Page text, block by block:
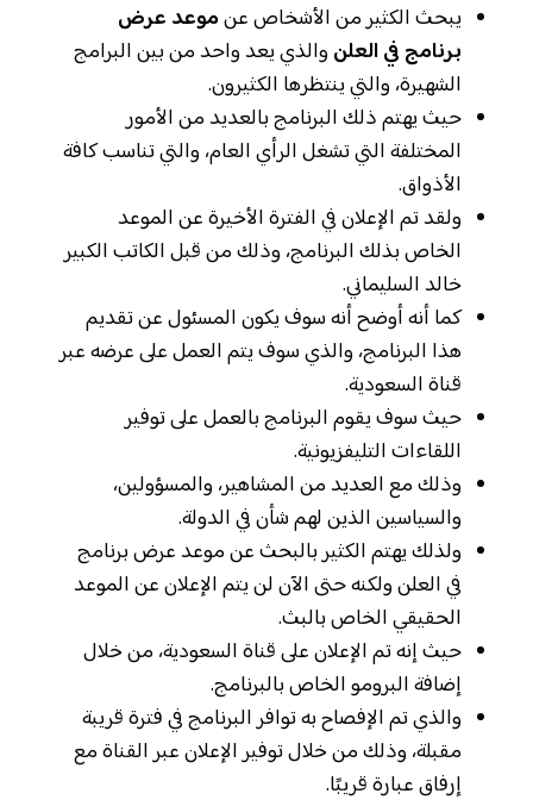
يبحث الكثير من الأشخاص عنموعد عرض
برنامج في العلن والذي يعد واحد من بين البرامج
الشهيرة، والتي ينتظرها الكثيرون.
حيث يهتم ذلك البرنامج بالعديد من الأمور
المختلفة التي تشغل الرأي العام، والتي تناسب كافة
الأذواق.
ولقد تم الإعلان في الفترة الأخيرة عن الموعد
الخاص بذلك البرنامج، وذلك من قبل الكاتب الكبير
خالد السليماني.
كما أنه أوضح أنه سوف يكون المسئول عن تقديم
هذا البرنامج، والذي سوف يتم العمل على عرضه عبر
قناة السعودية.
حيث سوف يقوم البرنامج بالعمل على توفير
اللقاءات التليفزيونية.
وذلك مع العديد من المشاهير، والمسؤولين،
والسياسين الذين لهم شأن في الدولة.
ولذلك يهتم الكثير بالبحث عن موعد عرض برنامج
في العلن ولكنه حتى الآن لن يتم الإعلان عن الموعد
الحقيقي الخاص بالبث.
حيث إنه تم الإعلان على قناة السعودية، من خلال
إضافة البرومو الخاص بالبرنامج.
والذي تم الإفصاح به توافر البرنامج في فترة قريبة
مقبلة، وذلك من خلال توفير الإعلان عبر القناة مع
إرفاق عبارة قريبًا.